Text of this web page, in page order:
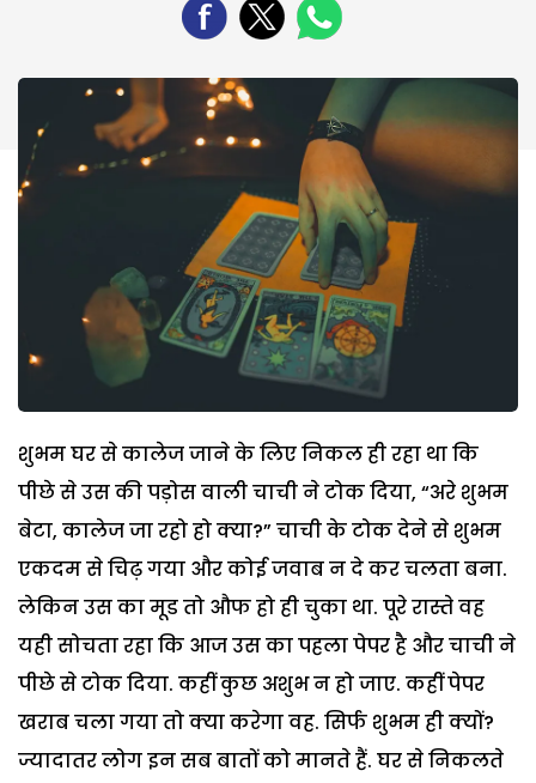
शुभम घर से कालेज जाने के लिए निकल ही रहा था कि
पीछे से उस की पड़ोस वाली चाची ने टोक दिया, “अरे शुभम
बेटा, कालेज जा रहो हो क्या?” चाची के टोक देने से शुभम
एकदम से चिढ़ गया और कोई जवाब न दे कर चलता बना.
लेकिन उस का मूड तो औफ हो ही चुका था. पूरे रास्ते वह
यही सोचता रहा कि आज उस का पहला पेपर है और चाची ने
पीछे से टोक दिया. कहीं कुछ अशुभ न हो जाए. कहीं पेपर
खराब चला गया तो क्या करेगा वह. सिर्फ शुभम ही क्यों?
ज्यादातर लोग इन सब बातों को मानते हैं. घर से निकलते